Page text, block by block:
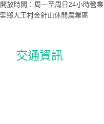
放時間：周一至周日24小時營業
鄉大王村金針山休閒農業區
交通資訊